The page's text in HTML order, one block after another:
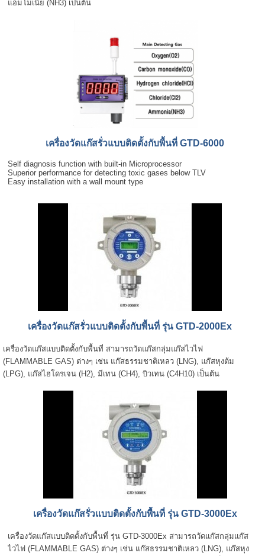
แอมโมเนีย (NH3) เป็นต้น
เครื่องวัดแก๊สรั่วแบบติดตั้งกับพื้นที่ GTD-6000
Self diagnosis function with built-in Microprocessor
Superior performance for detecting toxic gases below TLV
Easy installation with a wall mount type
เครื่องวัดแก๊สรั่วแบบติดตั้งกับพื้นที่ รุ่น GTD-2000Ex
เครื่องวัดแก๊สแบบติดตั้งกับพื้นที่ สามารถวัดแก๊สกลุ่มแก๊สไวไฟ
(FLAMMABLE GAS) ต่างๆ เช่น แก๊สธรรมชาติเหลว (LNG), แก๊สหุงต้ม
(LPG), แก๊สไฮโดรเจน (H2), มีเทน (CH4), บิวเทน (C4H10) เป็นต้น
เครื่องวัดแก๊สรั่วแบบติดตั้งกับพื้นที่ รุ่น GTD-3000Ex
เครื่องวัดแก๊สแบบติดตั้งกับพื้นที่ รุ่น GTD-3000Ex สามารถวัดแก๊สกลุ่มแก๊ส
ไวไฟ (FLAMMABLE GAS) ต่างๆ เช่น แก๊สธรรมชาติเหลว (LNG), แก๊สหุง